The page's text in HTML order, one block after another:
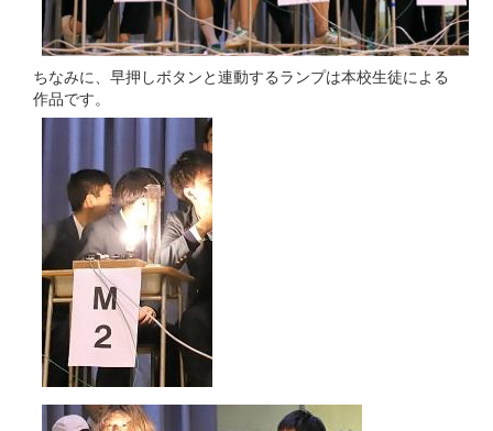
ちなみに、早押しボタンと連動するランプは本校生徒による
作品です。